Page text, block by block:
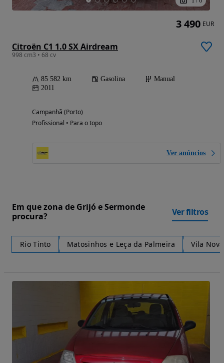
Citroën C1 1.0 SX Airdream
998 cm3 • 68 cv
85 582 km Gasolina
Manual
2011
Campanhã (Porto)
Profissional • Para o topo
Ver anúncios
3 490 EUR
Em que zona de Grijó e Sermonde
procura?
Ver filtros
Rio Tinto Matosinhos e Leça da Palmeira Vila